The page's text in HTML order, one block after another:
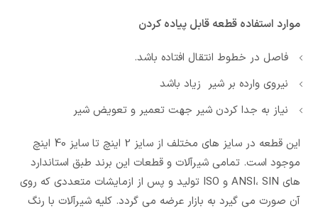
موارد استفاده قطعه قابل پیاده کردن
فاصل در خطوط انتقال افتاده باشد.
نیروی وارده بر شیر زیاد باشد
نیاز به جدا کردن شیر جهت تعمیر و تعویض شیر
این قطعه در سایز های مختلف از سایز 2 اینچ تا سایز 40 اینچ
موجود است. تمامی شیرآلات و قطعات این برند طبق استاندارد
های ANSI، SIN و ISO تولید و پس از ازمایشات متعددی که روی
آن صورت می گیرد به بازار عرضه می گردد. کلیه شیرآلات با رنگ